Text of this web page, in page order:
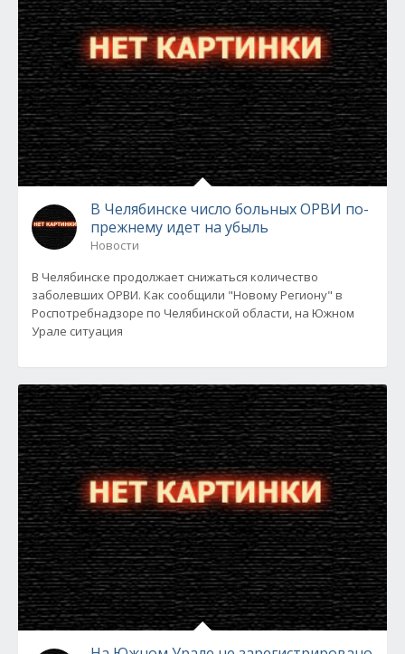
В Челябинске число больных ОРВИ по-
прежнему идет на убыль
Новости
В Челябинске продолжает снижаться количество
заболевших ОРВИ. Как сообщили "Новому Региону" в
Роспотребнадзоре по Челябинской области, на Южном
Урале ситуация